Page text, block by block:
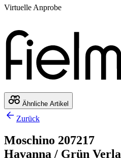
Virtuelle Anprobe
Ähnliche Artikel
Zurück
Moschino 207217
Havanna / Grün